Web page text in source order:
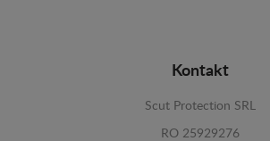
Kontakt
Scut Protection SRL
RO 25929276